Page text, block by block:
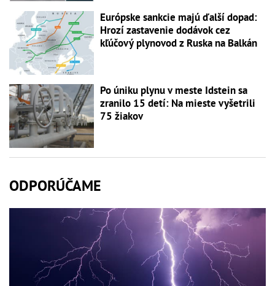
Európske sankcie majú ďalší dopad:
Hrozí zastavenie dodávok cez
kľúčový plynovod z Ruska na Balkán
Po úniku plynu v meste Idstein sa
zranilo 15 detí: Na mieste vyšetrili
75 žiakov
ODPORÚČAME